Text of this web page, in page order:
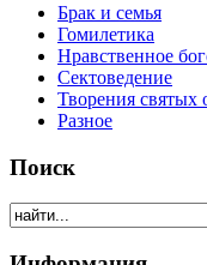
Брак и семья
Гомилетика
Нравственное
Сектоведение
Творения святых
Разное
Поиск